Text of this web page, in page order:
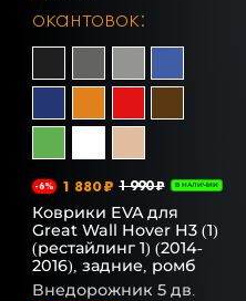
окантовок:
-6% 1 880 ₽ 1 990 ₽ В НАЛИЧИИ
Коврики EVA для
Great Wall Hover H3 (1)
(рестайлинг 1) (2014-
2016), задние, ромб
Внедорожник 5 дв.